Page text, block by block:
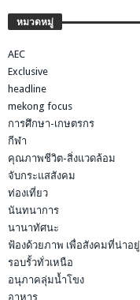
หมวดหมู่
AEC
Exclusive
headline
mekong focus
การศึกษา-เกษตรกร
กีฬา
คุณภาพชีวิต-สิ่งแวดล้อม
จับกระแสสังคม
ท่องเที่ยว
นันทนาการ
นานาทัศนะ
ฟ้องด้วยภาพ เพื่อสังคมที่น่าอยู่
รอบรั้วทั่วเหนือ
อนุภาคลุ่มน้ำโขง
อาหาร